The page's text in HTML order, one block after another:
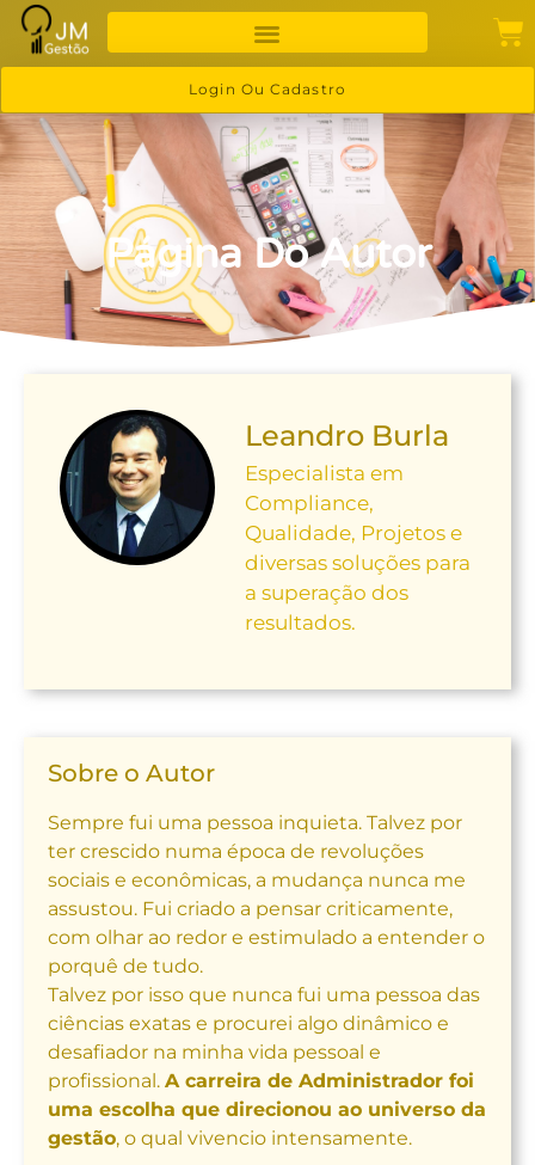
Login Ou Cadastro
Página Do Autor
Leandro Burla
Especialista em
Compliance,
Qualidade, Projetos e
diversas soluções para
a superação dos
resultados.
Sobre o Autor
Sempre fui uma pessoa inquieta. Talvez por
ter crescido numa época de revoluções
sociais e econômicas, a mudança nunca me
assustou. Fui criado a pensar criticamente,
com olhar ao redor e estimulado a entender o
porquê de tudo.
Talvez por isso que nunca fui uma pessoa das
ciências exatas e procurei algo dinâmico e
desafiador na minha vida pessoal e
profissional. A carreira de Administrador foi
uma escolha que direcionou ao universo da
gestão, o qual vivencio intensamente.